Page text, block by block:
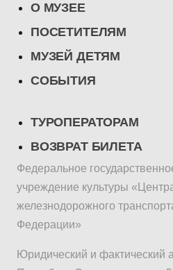
О МУЗЕЕ
ПОСЕТИТЕЛЯМ
МУЗЕЙ ДЕТЯМ
СОБЫТИЯ
ТУРОПЕРАТОРАМ
ВОЗВРАТ БИЛЕТА
Федеральное
учреждение культуры
железнодорожного
Федерации»
Юридический и фактический